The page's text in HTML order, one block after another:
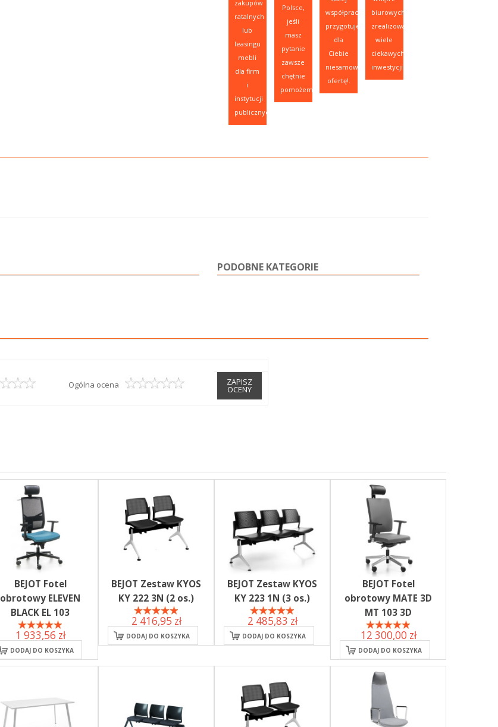
zakupów
ratalnych
lub
leasingu
mebli
dla firm
i
instytucji
publicznych.
Polsce,
jeśli
masz
pytanie
zawsze
chętnie
pomożemy.
współpracy,
przygotujemy
dla
Ciebie
niesamowitą
ofertę!.
biurowych,
zrealizowaliśmy
wiele
ciekawych
inwestycji.
PODOBNE KATEGORIE
Ogólna ocena ZAPISZ
OCENY
BEJOT Fotel
obrotowy ELEVEN
BLACK EL 103
1 933,56 zł
DODAJ DO KOSZYKA
BEJOT Zestaw KYOS
KY 222 3N (2 os.)
2 416,95 zł
DODAJ DO KOSZYKA
BEJOT Zestaw KYOS
KY 223 1N (3 os.)
2 485,83 zł
DODAJ DO KOSZYKA
BEJOT Fotel
obrotowy MATE 3D
MT 103 3D
12 300,00 zł
DODAJ DO KOSZYKA